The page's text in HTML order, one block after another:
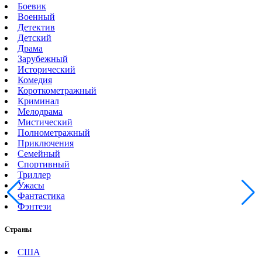
Боевик
Военный
Детектив
Детский
Драма
Зарубежный
Исторический
Комедия
Короткометражный
Криминал
Мелодрама
Мистический
Полнометражный
Приключения
Семейный
Спортивный
Триллер
Ужасы
Фантастика
Фэнтези
Страны
США